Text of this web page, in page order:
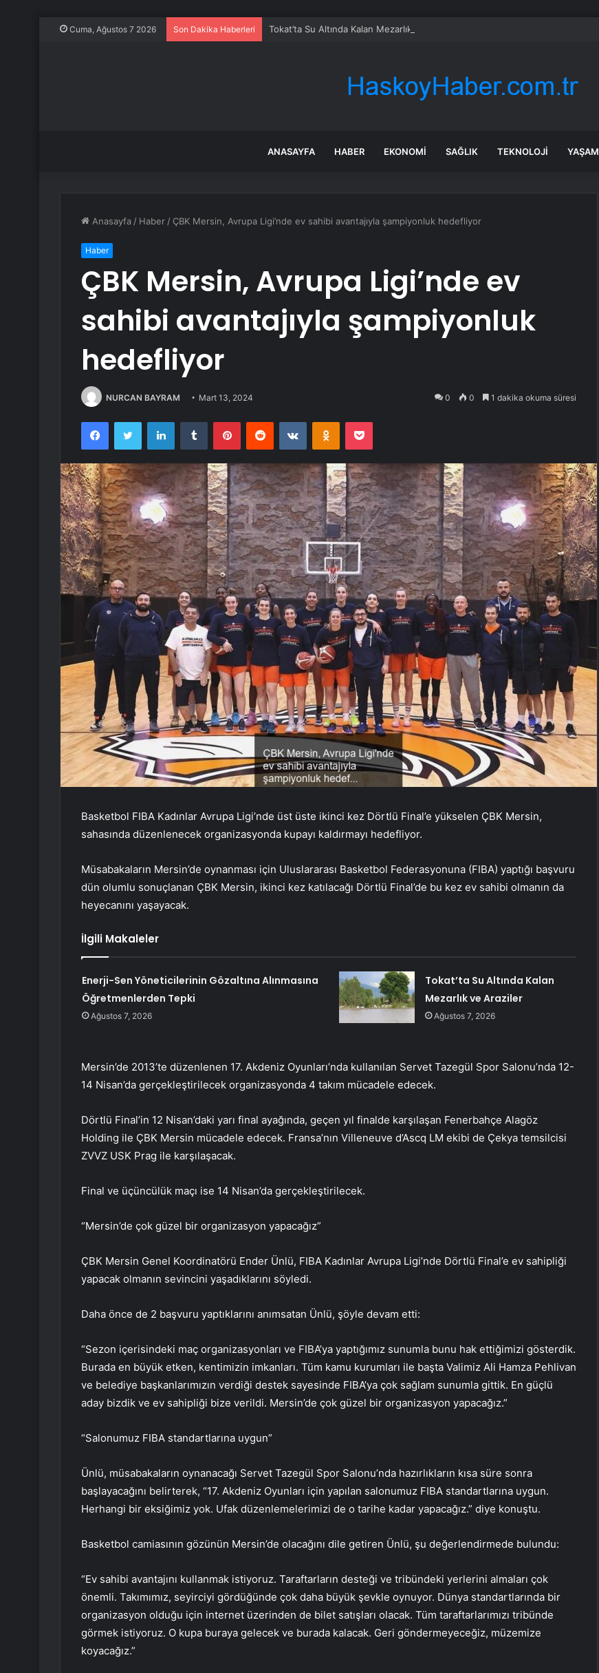
Cuma, Ağustos 7 2026 Son Dakika Haberleri Tokat’ta Su Altında Kalan Mezarlık ve Araziler
ANASAYFA HABER EKONOMI SAĞLIK TEKNOLOJI YAŞAM
Anasayfa / Haber / ÇBK Mersin, Avrupa Ligi’nde ev sahibi avantajıyla şampiyonluk hedefliyor
Haber
ÇBK Mersin, Avrupa Ligi’nde ev
sahibi avantajıyla şampiyonluk
hedefliyor
NURCAN BAYRAM Mart 13, 2024 0 0 1 dakika okuma süresi
FacebookTwitter LinkedInTumblr PinterestReddit VKontakteOdnoklassniki
Pocket
Basketbol FIBA Kadınlar Avrupa Ligi’nde üst üste ikinci kez Dörtlü Final’e yükselen ÇBK Mersin,
sahasında düzenlenecek organizasyonda kupayı kaldırmayı hedefliyor.
Müsabakaların Mersin’de oynanması için Uluslararası Basketbol Federasyonuna (FIBA) yaptığı başvuru
dün olumlu sonuçlanan ÇBK Mersin, ikinci kez katılacağı Dörtlü Final’de bu kez ev sahibi olmanın da
heyecanını yaşayacak.
İlgili Makaleler
Enerji-Sen Yöneticilerinin Gözaltına Alınmasına
Öğretmenlerden Tepki
Ağustos 7, 2026
Tokat’ta Su Altında Kalan
Mezarlık ve Araziler
Ağustos 7, 2026
Mersin’de 2013’te düzenlenen 17. Akdeniz Oyunları’nda kullanılan Servet Tazegül Spor Salonu’nda 12-
14 Nisan’da gerçekleştirilecek organizasyonda 4 takım mücadele edecek.
Dörtlü Final’in 12 Nisan’daki yarı final ayağında, geçen yıl finalde karşılaşan Fenerbahçe Alagöz
Holding ile ÇBK Mersin mücadele edecek. Fransa’nın Villeneuve d’Ascq LM ekibi de Çekya temsilcisi
ZVVZ USK Prag ile karşılaşacak.
Final ve üçüncülük maçı ise 14 Nisan’da gerçekleştirilecek.
“Mersin’de çok güzel bir organizasyon yapacağız”
ÇBK Mersin Genel Koordinatörü Ender Ünlü, FIBA Kadınlar Avrupa Ligi’nde Dörtlü Final’e ev sahipliği
yapacak olmanın sevincini yaşadıklarını söyledi.
Daha önce de 2 başvuru yaptıklarını anımsatan Ünlü, şöyle devam etti:
“Sezon içerisindeki maç organizasyonları ve FIBA’ya yaptığımız sunumla bunu hak ettiğimizi gösterdik.
Burada en büyük etken, kentimizin imkanları. Tüm kamu kurumları ile başta Valimiz Ali Hamza Pehlivan
ve belediye başkanlarımızın verdiği destek sayesinde FIBA’ya çok sağlam sunumla gittik. En güçlü
aday bizdik ve ev sahipliği bize verildi. Mersin’de çok güzel bir organizasyon yapacağız.”
“Salonumuz FIBA standartlarına uygun”
Ünlü, müsabakaların oynanacağı Servet Tazegül Spor Salonu’nda hazırlıkların kısa süre sonra
başlayacağını belirterek, “17. Akdeniz Oyunları için yapılan salonumuz FIBA standartlarına uygun.
Herhangi bir eksiğimiz yok. Ufak düzenlemelerimizi de o tarihe kadar yapacağız.” diye konuştu.
Basketbol camiasının gözünün Mersin’de olacağını dile getiren Ünlü, şu değerlendirmede bulundu:
“Ev sahibi avantajını kullanmak istiyoruz. Taraftarların desteği ve tribündeki yerlerini almaları çok
önemli. Takımımız, seyirciyi gördüğünde çok daha büyük şevkle oynuyor. Dünya standartlarında bir
organizasyon olduğu için internet üzerinden de bilet satışları olacak. Tüm taraftarlarımızı tribünde
görmek istiyoruz. O kupa buraya gelecek ve burada kalacak. Geri göndermeyeceğiz, müzemize
koyacağız.”